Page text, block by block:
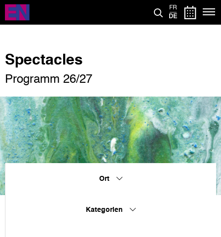
Direkt
zum
Inhalt
FR
DE
Spectacles
Programm 26/27
Ort
Kategorien